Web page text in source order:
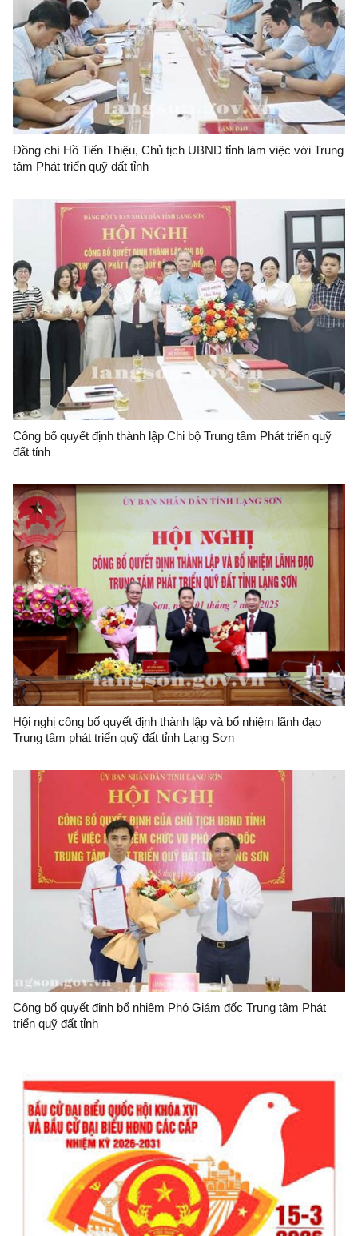
Đồng chí Hồ Tiến Thiệu, Chủ tịch UBND tỉnh làm việc với Trung
tâm Phát triển quỹ đất tỉnh
Công bố quyết định thành lập Chi bộ Trung tâm Phát triển quỹ
đất tỉnh
Hội nghị công bố quyết định thành lập và bổ nhiệm lãnh đạo
Trung tâm phát triển quỹ đất tỉnh Lạng Sơn
Công bố quyết định bổ nhiệm Phó Giám đốc Trung tâm Phát
triển quỹ đất tỉnh